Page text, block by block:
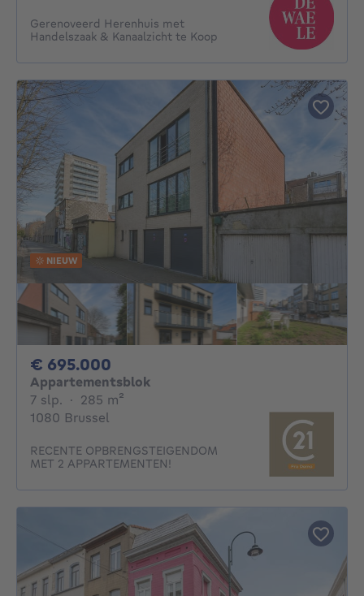
Gerenoveerd Herenhuis met
Handelszaak & Kanaalzicht te Koop
NIEUW
€ 695.000
Appartementsblok
7 slp. 7 slaapkamers
· 285 m²
1080 Brussel
RECENTE OPBRENGSTEIGENDOM
MET 2 APPARTEMENTEN!